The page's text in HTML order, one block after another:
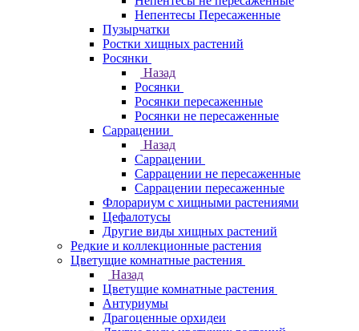
Непентесы Пересаженные
Пузырчатки
Ростки хищных растений
Росянки
Назад
Росянки
Росянки пересаженные
Росянки не пересаженные
Саррацении
Назад
Саррацении
Саррацении не пересаженные
Саррацении пересаженные
Флорариум с хищными растениями
Цефалотусы
Другие виды хищных растений
Редкие и коллекционные растения
Цветущие комнатные растения
Назад
Цветущие комнатные растения
Антуриумы
Драгоценные орхидеи